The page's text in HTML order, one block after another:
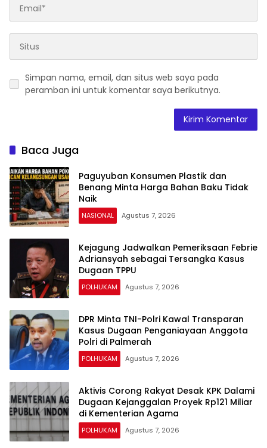
Simpan nama, email, dan situs web saya pada
peramban ini untuk komentar saya berikutnya.
Baca Juga
Paguyuban Konsumen Plastik dan
Benang Minta Harga Bahan Baku Tidak
Naik
NASIONAL Agustus 7, 2026
Kejagung Jadwalkan Pemeriksaan Febrie
Adriansyah sebagai Tersangka Kasus
Dugaan TPPU
POLHUKAM Agustus 7, 2026
DPR Minta TNI-Polri Kawal Transparan
Kasus Dugaan Penganiayaan Anggota
Polri di Palmerah
POLHUKAM Agustus 7, 2026
Aktivis Corong Rakyat Desak KPK Dalami
Dugaan Kejanggalan Proyek Rp121 Miliar
di Kementerian Agama
POLHUKAM Agustus 7, 2026